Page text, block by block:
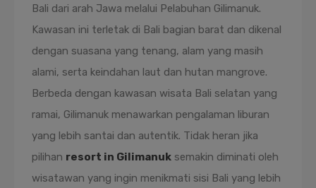
Bali dari arah Jawa melalui Pelabuhan Gilimanuk.
Kawasan ini terletak di Bali bagian barat dan dikenal
dengan suasana yang tenang, alam yang masih
alami, serta keindahan laut dan hutan mangrove.
Berbeda dengan kawasan wisata Bali selatan yang
ramai, Gilimanuk menawarkan pengalaman liburan
yang lebih santai dan autentik. Tidak heran jika
pilihan resort in Gilimanuk semakin diminati oleh
wisatawan yang ingin menikmati sisi Bali yang lebih